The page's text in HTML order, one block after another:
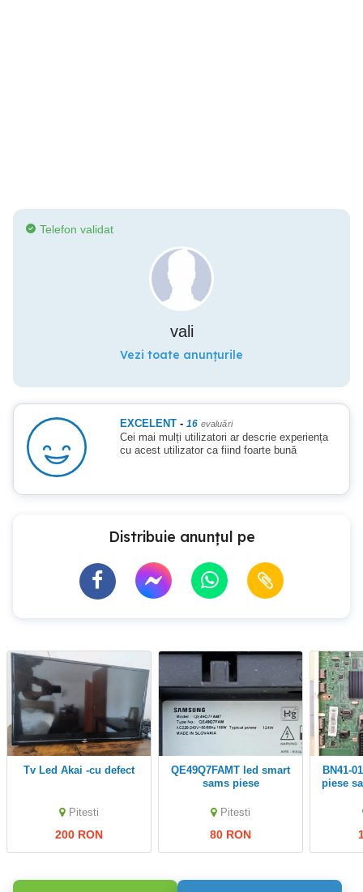
Telefon validat
vali
Vezi toate anunțurile
EXCELENT - 16 evaluări
Cei mai mulți utilizatori ar descrie experiența
cu acest utilizator ca fiind foarte bună
Distribuie anunțul pe
tv Led Akai -cu defect
Pitesti
200 RON
QE49Q7FAMT led smart
sams piese
Pitesti
80 RON
BN41-01958B & BN44-00
piese